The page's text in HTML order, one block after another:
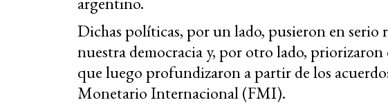
Dichas políticas, por un lado, pusieron en serio
nuestra democracia y, por otro lado, priorizaron
que luego profundizaron a partir de los
Monetario Internacional (FMI).